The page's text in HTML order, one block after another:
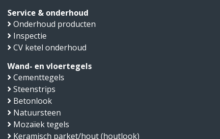
Service & onderhoud
Onderhoud producten
Inspectie
CV ketel onderhoud
Wand- en vloertegels
Cementtegels
Steenstrips
Betonlook
Natuursteen
Mozaïek tegels
Keramisch parket/hout (houtlook)